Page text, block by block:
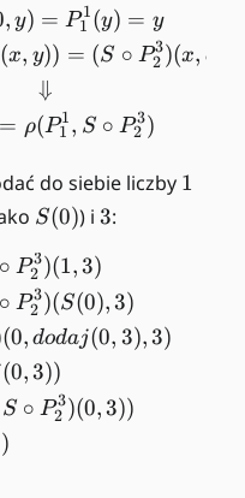
dodaj(0,
, y) = P1
1(y) = y
(x, y)) = (S ∘ P2
3)(x, d
⇓
= ρ(P1
1, S ∘ P2
3)
do siebie liczby 1
1
S
0
)
S(0)) i3
3:
∘ P2
3)(1,3)
∘ P2
3)(S(0),3)
(0, dodaj(0, 3),3)
(0,3))
S ∘ P2
3)(0,3))